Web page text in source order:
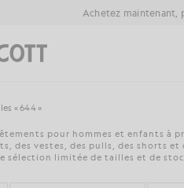
au contenu principalAchetez maintenant,
« 644 »
pour hommes et enfants à
des vestes, des pulls, des shorts
sélection limitée de tailles et de